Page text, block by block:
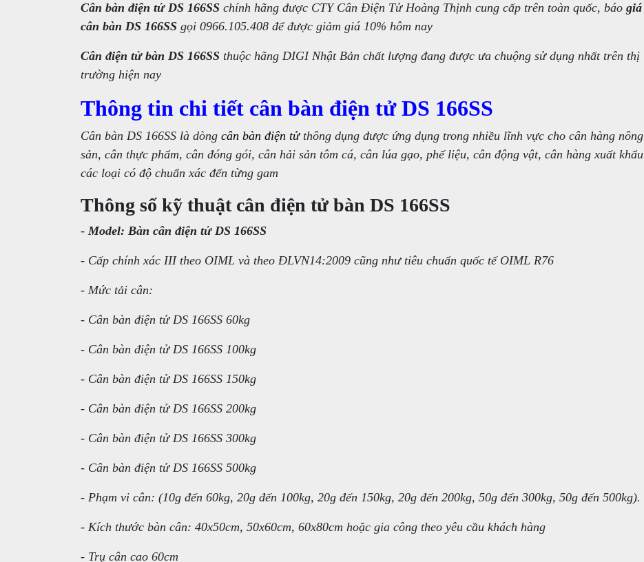
Cân bàn điện tử DS 166SS chính hãng được CTY Cân Điện Tử Hoàng Thịnh cung cấp trên toàn quốc, báo giá
cân bàn DS 166SS gọi 0966.105.408 để được giảm giá 10% hôm nay
Cân điện tử bàn DS 166SS thuộc hãng DIGI Nhật Bản chất lượng đang được ưa chuộng sử dụng nhất trên thị
trường hiện nay
Thông tin chi tiết cân bàn điện tử DS 166SS
Cân bàn DS 166SS là dòng cân bàn điện tửthông dụng được ứng dụng trong nhiều lĩnh vực cho cân hàng nông
sản, cân thực phẩm, cân đóng gói, cân hải sản tôm cá, cân lúa gạo, phế liệu, cân động vật, cân hàng xuất khẩu
các loại có độ chuẩn xác đến từng gam
Thông số kỹ thuật cân điện tử bàn DS 166SS
- Model: Bàn cân điện tử DS 166SS
- Cấp chính xác III theo OIML và theo ĐLVN14:2009 cũng như tiêu chuẩn quốc tế OIML R76
- Mức tải cân:
- Cân bàn điện tử DS 166SS 60kg
- Cân bàn điện tử DS 166SS 100kg
- Cân bàn điện tử DS 166SS 150kg
- Cân bàn điện tử DS 166SS 200kg
- Cân bàn điện tử DS 166SS 300kg
- Cân bàn điện tử DS 166SS 500kg
- Phạm vi cân: (10g đến 60kg, 20g đến 100kg, 20g đến 150kg, 20g đến 200kg, 50g đến 300kg, 50g đến 500kg).
- Kích thước bàn cân: 40x50cm, 50x60cm, 60x80cm hoặc gia công theo yêu cầu khách hàng
- Trụ cân cao 60cm